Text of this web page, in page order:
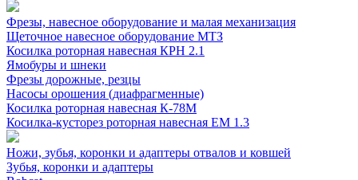
Фрезы, навесное оборудование и малая механизация
Щеточное навесное оборудование МТЗ
Косилка роторная навесная КРН 2.1
Ямобуры и шнеки
Фрезы дорожные, резцы
Насосы орошения (диафрагменные)
Косилка роторная навесная К-78М
Косилка-кусторез роторная навесная ЕМ 1.3
Ножи, зубья, коронки и адаптеры отвалов и ковшей
Зубья, коронки и адаптеры